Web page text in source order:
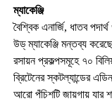
ম্যাকেঞ্জি
বৈশ্বিক এনার্জি, ধাতব
উড্ ম্যাকেঞ্জি মন্তব্য
রসায়ন প্রকল্পসমূহে ৭০
ব্রিটেনের স্কটল্যান্ডের
আরো পঁচিশটি জায়গায়